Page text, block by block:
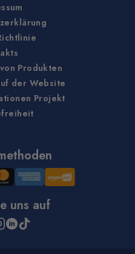
Produkten
der Website
Projekt
uns auf